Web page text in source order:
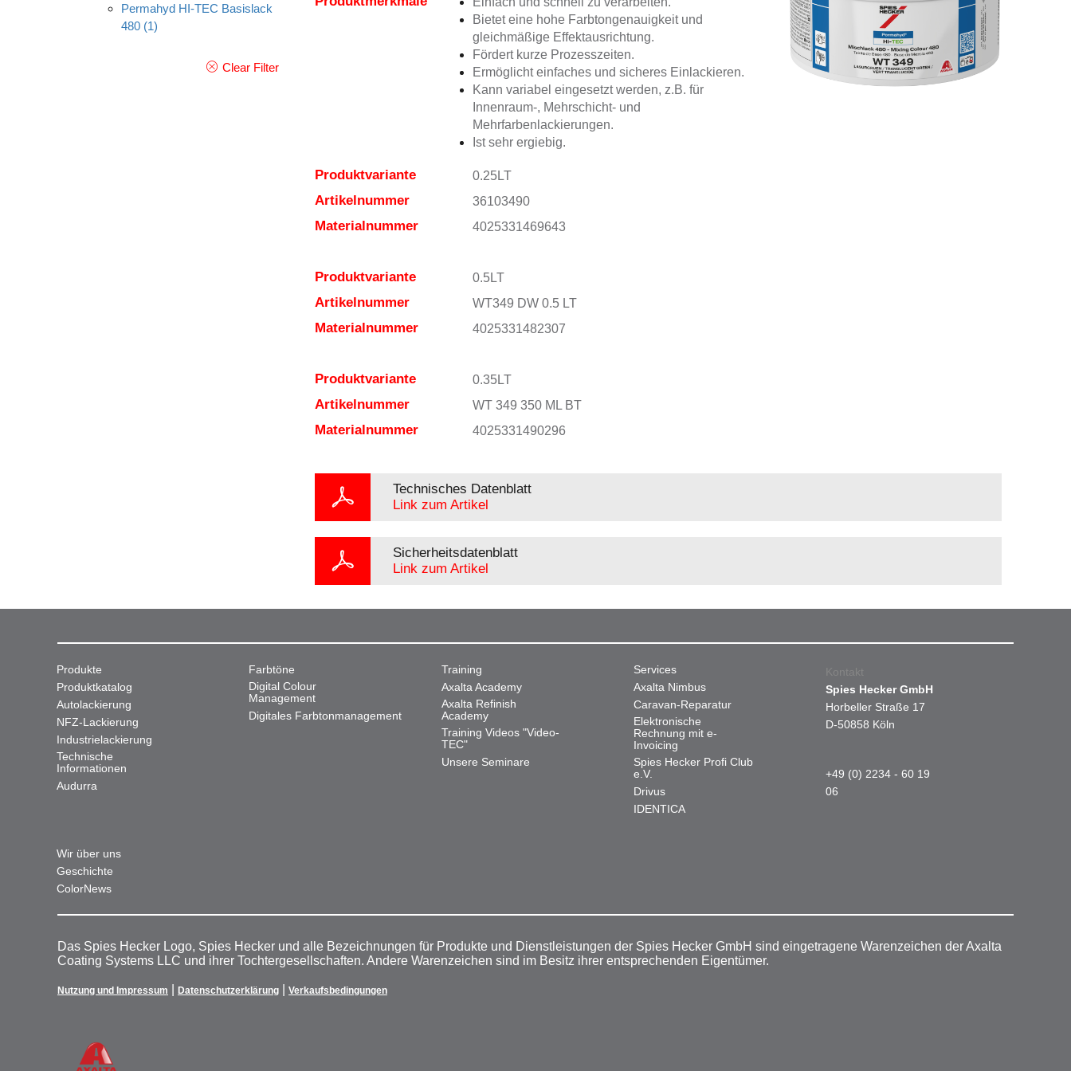
Permahyd HI-TEC Basislack
480 (1)
Clear Filter
Bietet eine hohe Farbtongenauigkeit und
gleichmäßige Effektausrichtung.
Fördert kurze Prozesszeiten.
Ermöglicht einfaches und sicheres Einlackieren.
Kann variabel eingesetzt werden, z.B. für
Innenraum-, Mehrschicht- und
Mehrfarbenlackierungen.
Ist sehr ergiebig.
Produktvariante 0.25LT
Artikelnummer 36103490
Materialnummer 4025331469643
Produktvariante 0.5LT
Artikelnummer WT349 DW 0.5 LT
Materialnummer 4025331482307
Produktvariante 0.35LT
Artikelnummer WT 349 350 ML BT
Materialnummer 4025331490296
Technisches Datenblatt
Link zum Artikel
Sicherheitsdatenblatt
Link zum Artikel
Produkte
Produktkatalog
Autolackierung
NFZ-Lackierung
Industrielackierung
Technische
Informationen
Audurra
Farbtöne
Digital Colour
Management
Digitales Farbtonmanagement
Training
Axalta Academy
Axalta Refinish
Academy
Training Videos "Video-
TEC"
Unsere Seminare
Services
Axalta Nimbus
Caravan-Reparatur
Elektronische
Rechnung mit e-
Invoicing
Spies Hecker Profi Club
e.V.
Drivus
IDENTICA
Wir über uns
Geschichte
ColorNews
Kontakt
Spies Hecker GmbH
Horbeller Straße 17
D-50858 Köln
+49 (0) 2234 - 60 19
06
Das Spies Hecker Logo, Spies Hecker und alle Bezeichnungen für Produkte und Dienstleistungen der Spies Hecker GmbH sind eingetragene Warenzeichen der Axalta
Coating Systems LLC und ihrer Tochtergesellschaften. Andere Warenzeichen sind im Besitz ihrer entsprechenden Eigentümer.
Nutzung und Impressum Datenschutzerklärung Verkaufsbedingungen